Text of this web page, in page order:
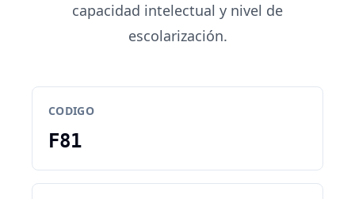
capacidad intelectual y nivel de
escolarización.
CODIGO
F81